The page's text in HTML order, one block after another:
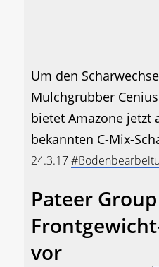
Um den
Mulchgrubber
bietet Amazone jetzt
bekannten C-Mix-
24.3.17
Pateer
vor